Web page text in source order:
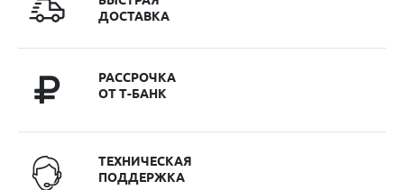
ДОСТАВКА
РАССРОЧКА
ОТ Т-БАНК
ТЕХНИЧЕСКАЯ
ПОДДЕРЖКА